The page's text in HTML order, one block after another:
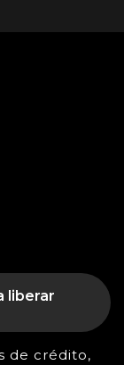
liberar
de crédito,